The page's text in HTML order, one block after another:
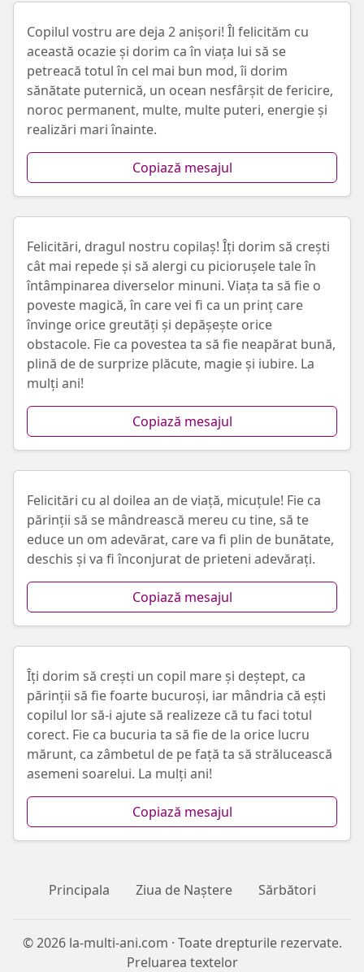
Copilul vostru are deja 2 anișori! Îl felicităm cu
această ocazie și dorim ca în viața lui să se
petreacă totul în cel mai bun mod, îi dorim
sănătate puternică, un ocean nesfârșit de fericire,
noroc permanent, multe, multe puteri, energie și
realizări mari înainte.
Copiază mesajul
Felicitări, dragul nostru copilaș! Îți dorim să crești
cât mai repede și să alergi cu piciorușele tale în
întâmpinarea diverselor minuni. Viața ta să fie o
poveste magică, în care vei fi ca un prinț care
învinge orice greutăți și depășește orice
obstacole. Fie ca povestea ta să fie neapărat bună,
plină de de surprize plăcute, magie și iubire. La
mulți ani!
Copiază mesajul
Felicitări cu al doilea an de viață, micuțule! Fie ca
părinții să se mândrească mereu cu tine, să te
educe un om adevărat, care va fi plin de bunătate,
deschis și va fi înconjurat de prieteni adevărați.
Copiază mesajul
Îți dorim să crești un copil mare și deștept, ca
părinții să fie foarte bucuroși, iar mândria că ești
copilul lor să-i ajute să realizeze că tu faci totul
corect. Fie ca bucuria ta să fie de la orice lucru
mărunt, ca zâmbetul de pe față ta să strălucească
asemeni soarelui. La mulți ani!
Copiază mesajul
Principala Ziua de Naștere Sărbători
© 2026 la-multi-ani.com · Toate drepturile rezervate.
Preluarea textelor